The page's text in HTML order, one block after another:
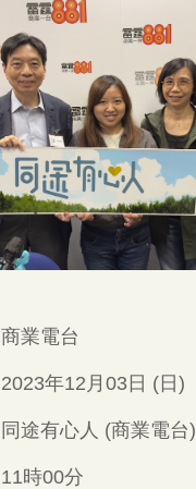
商業電台
2023年12月03日 (日)
同途有心人 (商業電台)
11時00分